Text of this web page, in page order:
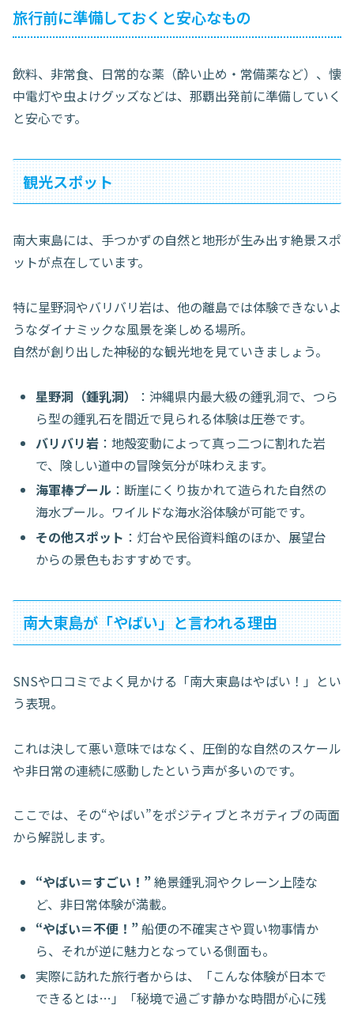
旅行前に準備しておくと安心なもの
飲料、非常食、日常的な薬（酔い止め・常備薬など）、懐
中電灯や虫よけグッズなどは、那覇出発前に準備していく
と安心です。
観光スポット
南大東島には、手つかずの自然と地形が生み出す絶景スポ
ットが点在しています。
特に星野洞やバリバリ岩は、他の離島では体験できないよ
うなダイナミックな風景を楽しめる場所。
自然が創り出した神秘的な観光地を見ていきましょう。
星野洞（鍾乳洞）
：沖縄県内最大級の鍾乳洞で、つら
ら型の鍾乳石を間近で見られる体験は圧巻です。
バリバリ岩 ：地殻変動によって真っ二つに割れた岩
で、険しい道中の冒険気分が味わえます。
海軍棒プール ：断崖にくり抜かれて造られた自然の
海水プール。ワイルドな海水浴体験が可能です。
その他スポット ：灯台や民俗資料館のほか、展望台
からの景色もおすすめです。
南大東島が「やばい」と言われる理由
SNSや口コミでよく見かける「南大東島はやばい！」とい
う表現。
これは決して悪い意味ではなく、圧倒的な自然のスケール
や非日常の連続に感動したという声が多いのです。
ここでは、その“やばい”をポジティブとネガティブの両面
から解説します。
“やばい＝すごい！”絶景鍾乳洞やクレーン上陸な
ど、非日常体験が満載。
“やばい＝不便！”船便の不確実さや買い物事情か
ら、それが逆に魅力となっている側面も。
実際に訪れた旅行者からは、「こんな体験が日本で
できるとは…」「秘境で過ごす静かな時間が心に残